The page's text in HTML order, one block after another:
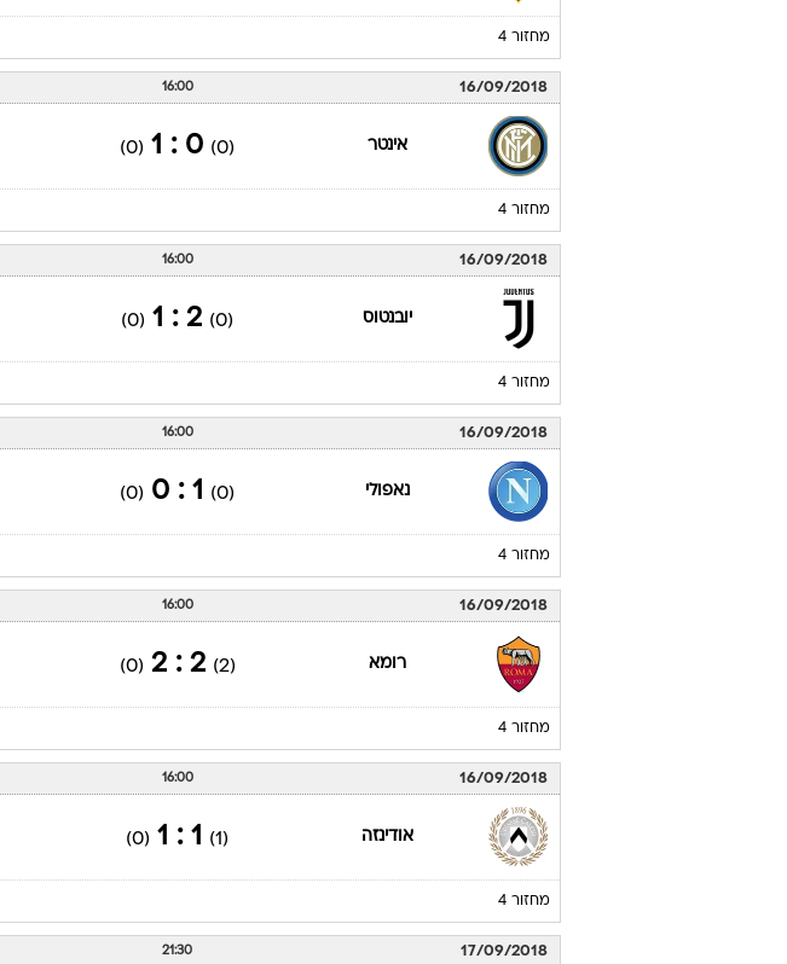
מחזור 4
16/09/2018
16:00
אינטר (0)
0 : 1
(0)
מחזור 4
16/09/2018
16:00
יובנטוס (0)
2 : 1
(0)
מחזור 4
16/09/2018
16:00
נאפולי (0)
1 : 0
(0)
מחזור 4
16/09/2018
16:00
רומא (2)
2 : 2
(0)
מחזור 4
16/09/2018
16:00
אודינזה (1)
1 : 1
(0)
מחזור 4
17/09/2018
21:30